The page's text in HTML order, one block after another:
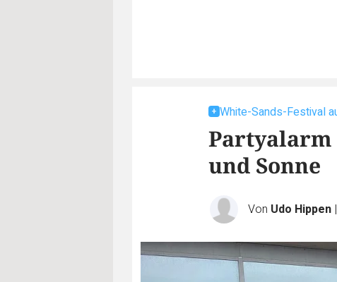
White-Sands-Festival
Partyalarm
und Sonne
Von Udo Hippen |